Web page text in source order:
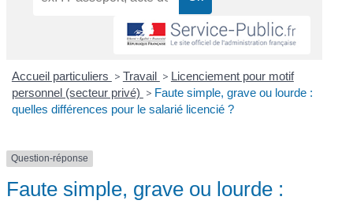
Accueil particuliers > Travail > Licenciement pour motif
personnel (secteur privé) > Faute simple, grave ou lourde :
quelles différences pour le salarié licencié ?
Question-réponse
Faute simple, grave ou lourde :